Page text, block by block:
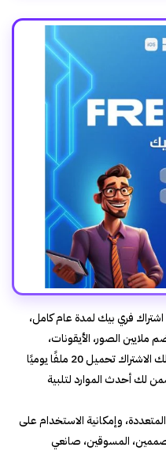
فري بيك لمدة عام كامل،
الصور، الأيقونات،
القوالب، والرسومات عالية الجودة، ويتيح لك الاشتراك تحميل 20 ملفًا يوميًا
لك أحدث الموارد لتلبية
وإمكانية الاستخدام على
المسوقين، صانعي